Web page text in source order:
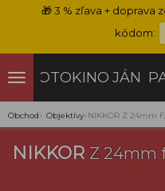
🎁3 % zľava + doprava
kódom:
FOTOKINO JÁN
Obchod › Objektívy› NIKKOR Z 24mm
NIKKOR Z 24mm